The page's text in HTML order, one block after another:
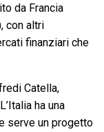
da Francia
con altri
finanziari che
Catella,
ha una
serve un progetto